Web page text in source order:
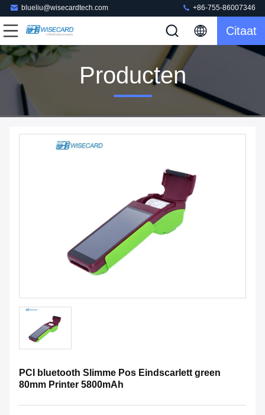
blueliu@wisecardtech.com +86-755-86007346
Citaat
Producten
PCI bluetooth Slimme Pos Eindscarlett green
80mm Printer 5800mAh